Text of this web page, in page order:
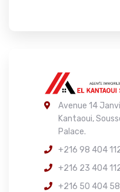
Avenue 14
Kantaoui,
Palace.
+216 98 404
+216 23 404
+216 50 404